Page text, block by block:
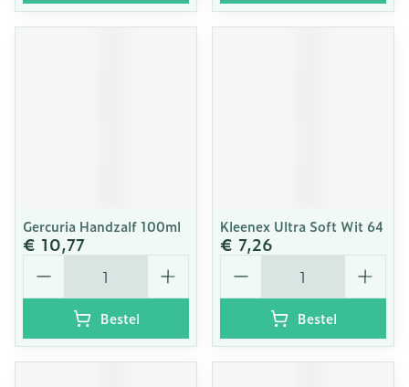
Gercuria Handzalf 100ml
€ 10,77
Aantal
Bestel
Kleenex Ultra Soft Wit 64
€ 7,26
Aantal
Bestel